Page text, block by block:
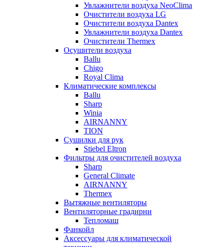
Увлажнители воздуха NeoClima
Очистители воздуха LG
Очистители воздуха Dantex
Увлажнители воздуха Dantex
Очистители Thermex
Осушители воздуха
Ballu
Chigo
Royal Clima
Климатические комплексы
Ballu
Sharp
Winia
AIRNANNY
TION
Сушилки для рук
Stiebel Eltron
Фильтры для очистителей воздуха
Sharp
General Climate
AIRNANNY
Thermex
Вытяжные вентиляторы
Вентиляторные градирни
Тепломаш
Фанкойл
Аксессуары для климатической